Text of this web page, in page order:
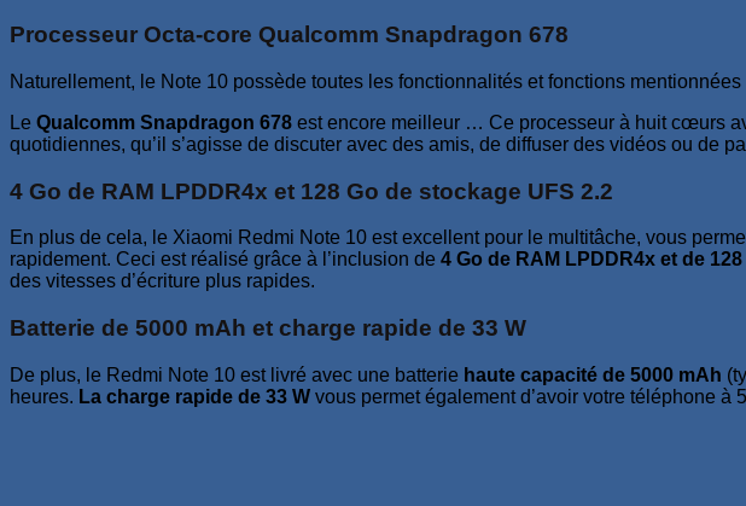
Processeur Octa-core Qualcomm Snapdragon 678
Naturellement, le Note 10 possède toutes les fonctionnalités et fonctions
Le Qualcomm Snapdragon 678 est encore meilleur … Ce processeur à huit cœurs
quotidiennes, qu’il s’agisse de discuter avec des amis, de diffuser des vidéos ou de
4 Go de RAM LPDDR4x et 128 Go de stockage UFS 2.2
En plus de cela, le Xiaomi Redmi Note 10 est excellent pour le multitâche, vous
rapidement. Ceci est réalisé grâce à l’inclusion de 4 Go de RAM LPDDR4x et de
des vitesses d’écriture plus rapides.
Batterie de 5000 mAh et charge rapide de 33 W
De plus, le Redmi Note 10 est livré avec une batterie haute capacité de 5000 mAh
heures. La charge rapide de 33 W vous permet également d’avoir votre téléphone